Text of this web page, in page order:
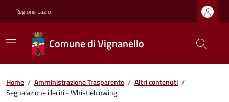
Regione Lazio
Comune di Vignanello
Home / Amministrazione Trasparente / Altri contenuti /
Segnalazione illeciti - Whistleblowing